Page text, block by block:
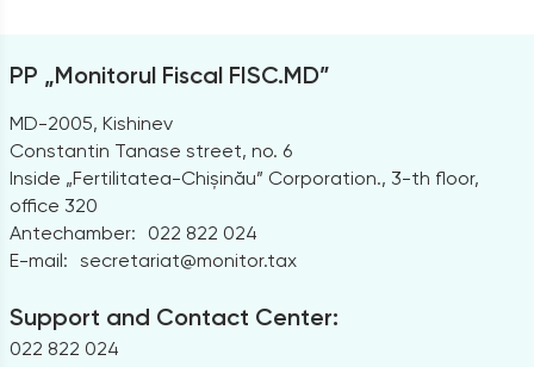
PP „Monitorul Fiscal FISC.MD”
MD-2005, Kishinev
Constantin Tanase street, no. 6
Inside „Fertilitatea-Chișinău” Corporation., 3-th floor,
office 320
Antechamber:
022 822 024
E-mail: secretariat@monitor.tax
Support and Contact Center:
022 822 024